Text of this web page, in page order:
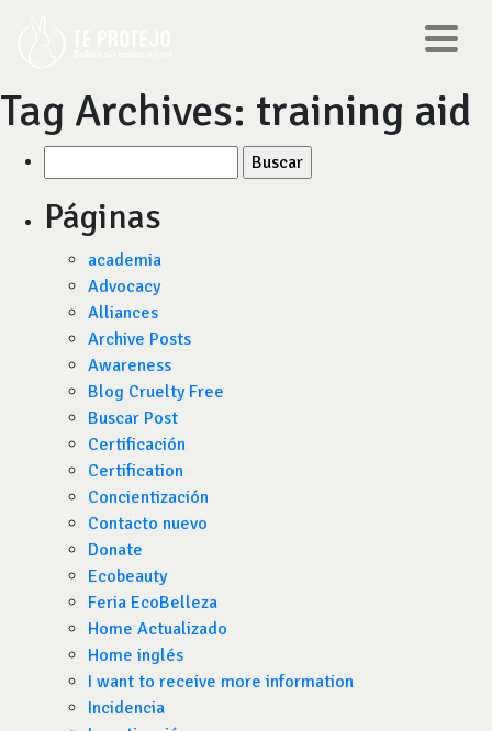
Tag Archives: training aid
por:
Páginas
academia
Advocacy
Alliances
Archive Posts
Awareness
Blog Cruelty Free
Buscar Post
Certificación
Certification
Concientización
Contacto nuevo
Donate
Ecobeauty
Feria EcoBelleza
Home Actualizado
Home inglés
I want to receive more information
Incidencia